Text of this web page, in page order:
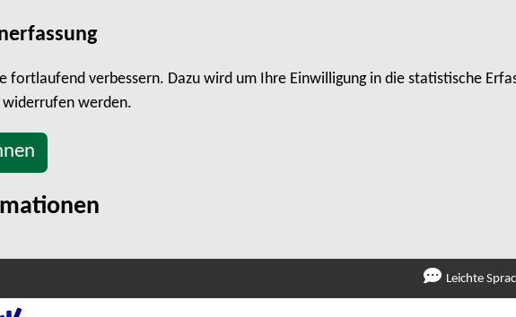
fortlaufend verbessern. Dazu wird um Ihre Einwilligung in die statistische
widerrufen werden.
Leichte